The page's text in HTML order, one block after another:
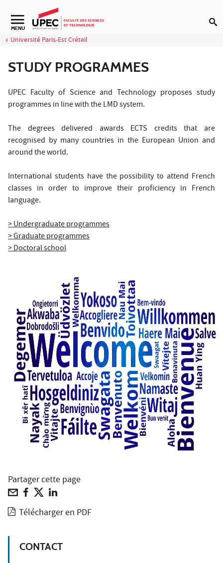
Aller au contenu
Navigation secondaire
MENU
Université Paris-Est Créteil
STUDY PROGRAMMES
UPEC Faculty of Science and Technology proposes study
programmes in line with the LMD system.
The degrees delivered awards ECTS credits that are
recognised by many countries in the European Union and
around the world.
International students have the possibility toattend French
classes in order to improve their proficiency in French
language.
> Undergraduate programmes
> Graduate programmes
> Doctoral school
Partager cette page
Télécharger en PDF
CONTACT